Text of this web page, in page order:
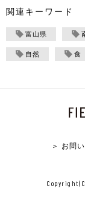
関連キーワード
富山県
自然 食
＞ お問